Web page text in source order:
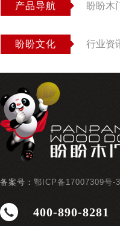
产品导航 盼盼木
盼盼文化 行业资
备案号： 鄂ICP备17007309号-3
400-890-8281